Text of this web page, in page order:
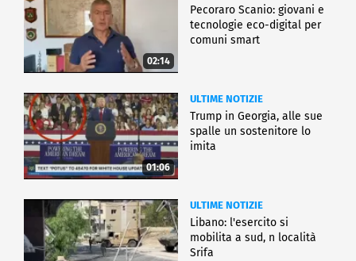
02:14
Pecoraro Scanio: giovani e
tecnologie eco-digital per
comuni smart
01:06
ULTIME NOTIZIE
Trump in Georgia, alle sue
spalle un sostenitore lo
imita
ULTIME NOTIZIE
Libano: l'esercito si
mobilita a sud, n località
Srifa